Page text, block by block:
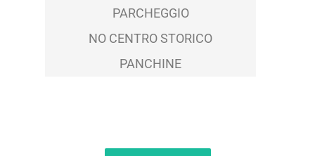
PARCHEGGIO
NO CENTRO STORICO
PANCHINE